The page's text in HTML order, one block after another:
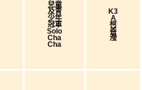
兒童
及青
少年
冠軍
Solo
Cha
Cha
K3
A
柯
善
瀅